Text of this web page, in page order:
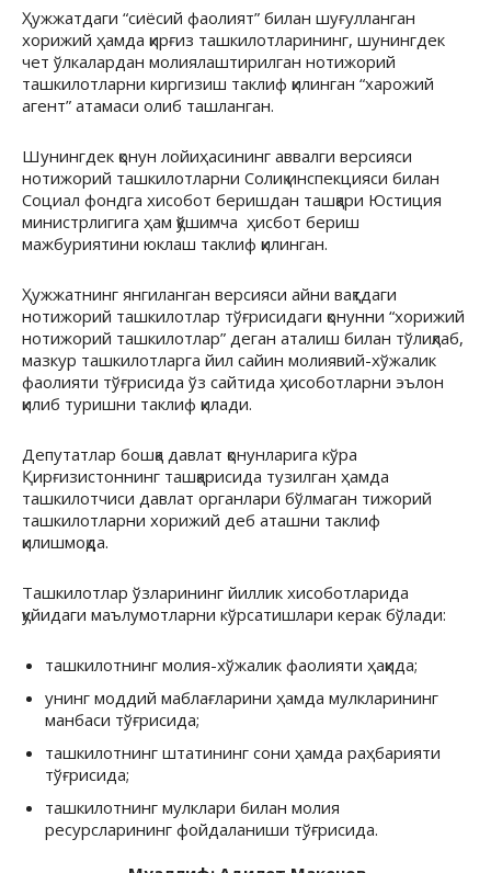
Ҳужжатдаги “сиёсий фаолият” билан шуғулланган
хорижий ҳамда қирғиз ташкилотларининг, шунингдек
чет ўлкалардан молиялаштирилган нотижорий
ташкилотларни киргизиш таклиф қилинган “харожий
агент” атамаси олиб ташланган.
Шунингдек қонун лойиҳасининг аввалги версияси
нотижорий ташкилотларни Солиқ инспекцияси билан
Социал фондга хисобот беришдан ташқари Юстиция
министрлигига ҳам қўшимча ҳисбот бериш
мажбуриятини юклаш таклиф қилинган.
Ҳужжатнинг янгиланган версияси айни вақтдаги
нотижорий ташкилотлар тўғрисидаги қонунни “хорижий
нотижорий ташкилотлар” деган аталиш билан тўлиқлаб,
мазкур ташкилотларга йил сайин молиявий-хўжалик
фаолияти тўғрисида ўз сайтида ҳисоботларни эълон
қилиб туришни таклиф қилади.
Депутатлар бошқа давлат қонунларига кўра
Қирғизистоннинг ташқарисида тузилган ҳамда
ташкилотчиси давлат органлари бўлмаган тижорий
ташкилотларни хорижий деб аташни таклиф
қилишмоқда.
Ташкилотлар ўзларининг йиллик хисоботларида
қуйидаги маълумотларни кўрсатишлари керак бўлади:
ташкилотнинг молия-хўжалик фаолияти ҳақида;
унинг моддий маблағларини ҳамда мулкларининг
манбаси тўғрисида;
ташкилотнинг штатининг сони ҳамда раҳбарияти
тўғрисида;
ташкилотнинг мулклари билан молия
ресурсларининг фойдаланиши тўғрисида.